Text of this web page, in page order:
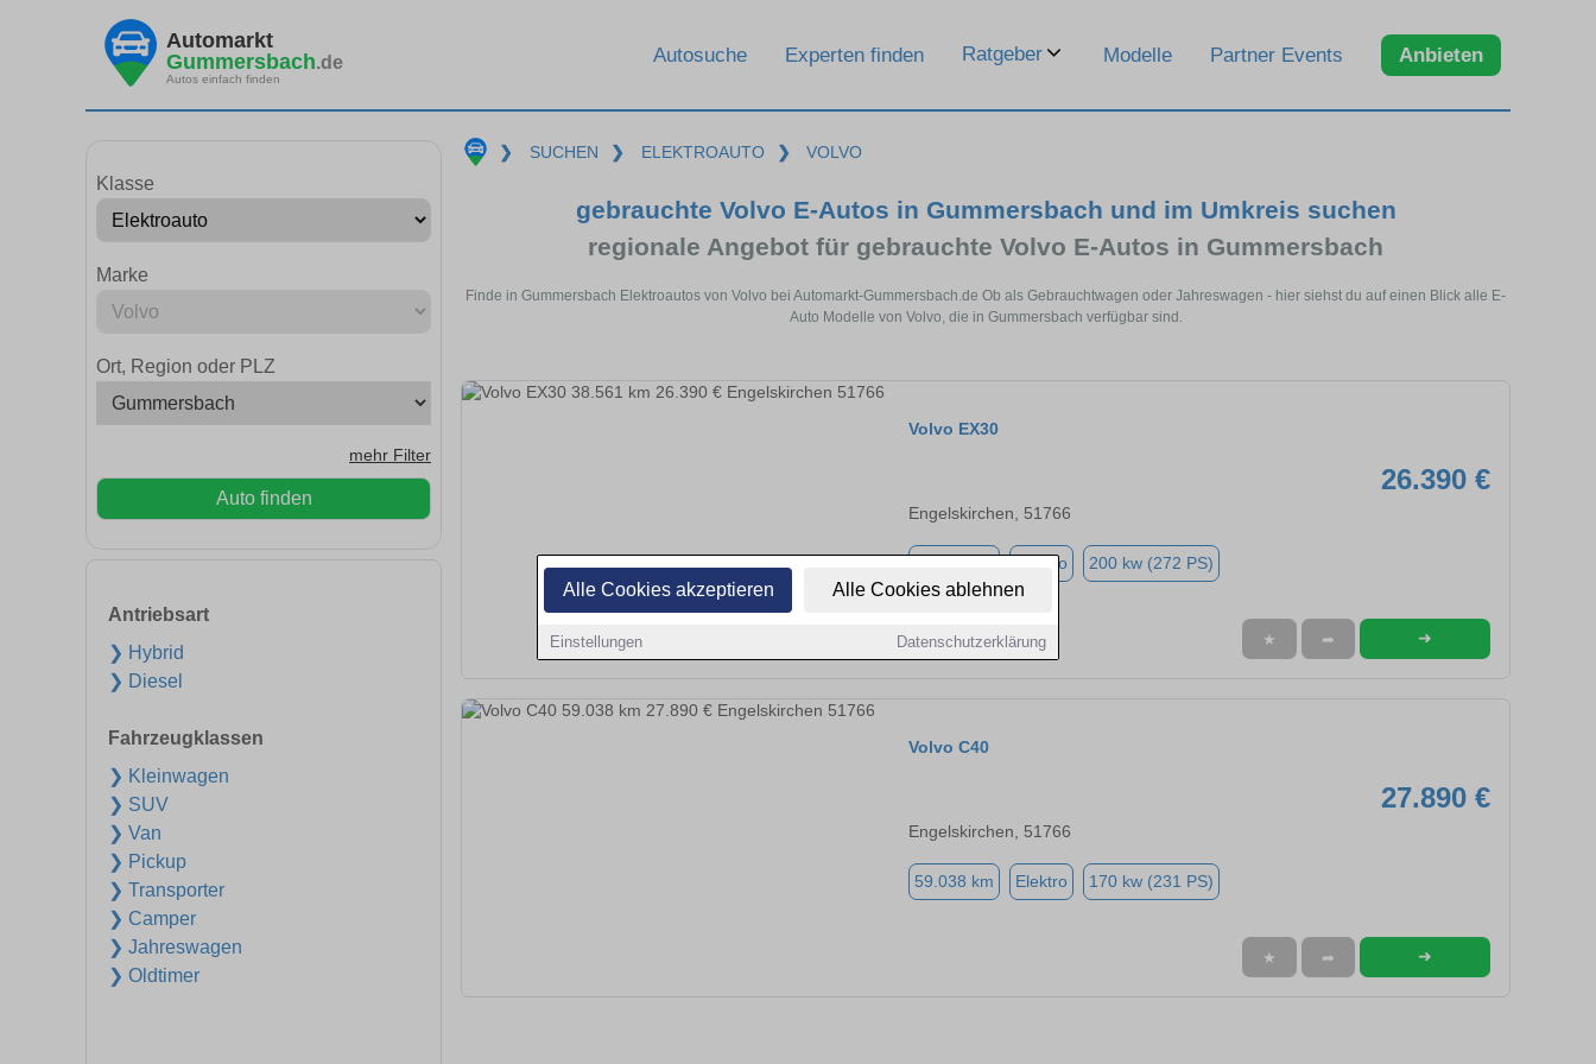
Alle Cookies akzeptieren Alle Cookies ablehnen
Einstellungen Datenschutzerklärung
Automarkt
Gummersbach.de
Autos einfach finden
Autosuche Experten finden Ratgeber Modelle Partner Events Anbieten
Klasse
Marke
Ort, Region oder PLZ
mehr Filter
Auto finden
Antriebsart
❯ Hybrid
❯ Diesel
Fahrzeugklassen
❯ Kleinwagen
❯ SUV
❯ Van
❯ Pickup
❯ Transporter
❯ Camper
❯ Jahreswagen
❯ Oldtimer
❯ SUCHEN ❯ ELEKTROAUTO ❯ VOLVO
gebrauchte Volvo E-Autos in Gummersbach und im Umkreis suchen
regionale Angebot für gebrauchte Volvo E-Autos in Gummersbach
Finde in Gummersbach Elektroautos von Volvo bei Automarkt-Gummersbach.de Ob als Gebrauchtwagen oder Jahreswagen - hier siehst du auf einen Blick alle E-
Auto Modelle von Volvo, die in Gummersbach verfügbar sind.
Volvo EX30
26.390 €
Engelskirchen, 51766
Elektro 200 kw (272 PS)
★ ➦ ➜
Volvo C40
27.890 €
Engelskirchen, 51766
59.038 km Elektro 170 kw (231 PS)
★ ➦ ➜